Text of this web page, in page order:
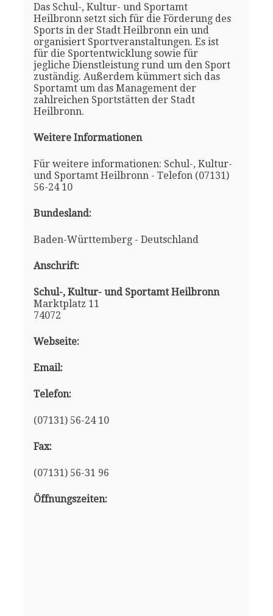
Das Schul-, Kultur- und Sportamt
Heilbronn setzt sich für die Förderung des
Sports in der Stadt Heilbronn ein und
organisiert Sportveranstaltungen. Es ist
für die Sportentwicklung sowie für
jegliche Dienstleistung rund um den Sport
zuständig. Außerdem kümmert sich das
Sportamt um das Management der
zahlreichen Sportstätten der Stadt
Heilbronn.
Weitere Informationen
Für weitere informationen: Schul-, Kultur-
und Sportamt Heilbronn - Telefon (07131)
56-24 10
Bundesland:
Baden-Württemberg - Deutschland
Anschrift:
Schul-, Kultur- und Sportamt Heilbronn
Marktplatz 11
74072
Webseite:
Email:
Telefon:
(07131) 56-24 10
Fax:
(07131) 56-31 96
Öffnungszeiten: